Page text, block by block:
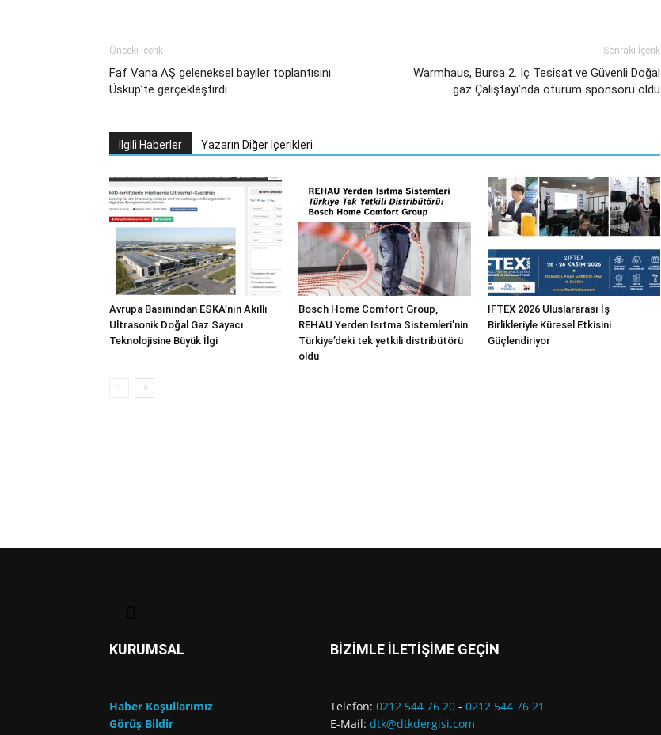
Önceki İçerik
Faf Vana AŞ geleneksel bayiler toplantısını
Üsküp’te gerçekleştirdi
Sonraki İçerik
Warmhaus, Bursa 2. İç Tesisat ve Güvenli Doğal
gaz Çalıştayı’nda oturum sponsoru oldu
İlgili Haberler Yazarın Diğer İçerikleri
Avrupa Basınından ESKA’nın Akıllı
Ultrasonik Doğal Gaz Sayacı
Teknolojisine Büyük İlgi
Bosch Home Comfort Group,
REHAU Yerden Isıtma Sistemleri’nin
Türkiye’deki tek yetkili distribütörü
oldu
IFTEX 2026 Uluslararası İş
Birlikleriyle Küresel Etkisini
Güçlendiriyor
KURUMSAL
Haber Koşullarımız
Görüş Bildir
BİZİMLE İLETİŞİME GEÇİN
Telefon: 0212 544 76 20 - 0212 544 76 21
E-Mail: dtk@dtkdergisi.com